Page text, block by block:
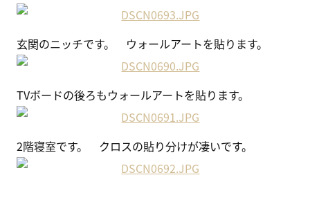
玄関のニッチです。 ウォールアートを貼ります。
TVボードの後ろもウォールアートを貼ります。
2階寝室です。 クロスの貼り分けが凄いです。